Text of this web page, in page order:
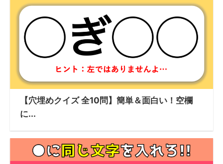
【穴埋めクイズ 全10問】簡単＆面白い！空欄
に...